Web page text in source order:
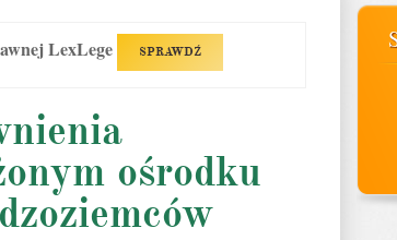
LexLege SPRAWDŹ
ośrodku